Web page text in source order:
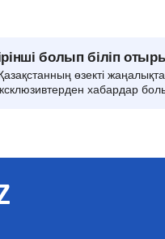
болып біліп
өзекті
хабардар